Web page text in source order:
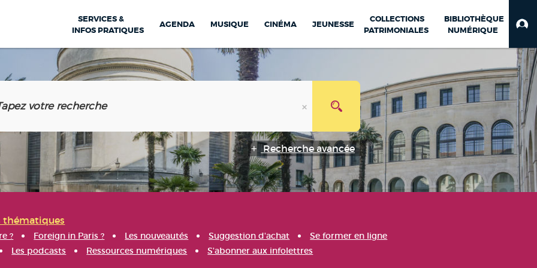
SERVICES &
INFOS PRATIQUES
AGENDA MUSIQUE CINÉMA JEUNESSE
COLLECTIONS
PATRIMONIALES
BIBLIOTHÈQUE
NUMÉRIQUE
Recherche avancée
thématiques
? Foreign in Paris ? Les nouveautés Suggestion d'achat
Se former en ligne
Les podcasts Ressources numériques S'abonner aux infolettres